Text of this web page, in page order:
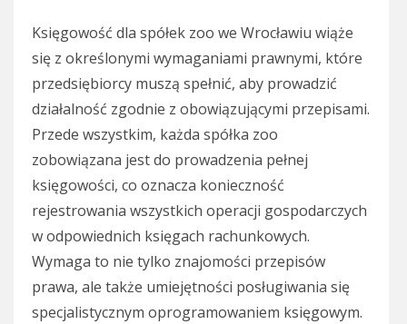
Księgowość dla spółek zoo we Wrocławiu wiąże
się z określonymi wymaganiami prawnymi, które
przedsiębiorcy muszą spełnić, aby prowadzić
działalność zgodnie z obowiązującymi przepisami.
Przede wszystkim, każda spółka zoo
zobowiązana jest do prowadzenia pełnej
księgowości, co oznacza konieczność
rejestrowania wszystkich operacji gospodarczych
w odpowiednich księgach rachunkowych.
Wymaga to nie tylko znajomości przepisów
prawa, ale także umiejętności posługiwania się
specjalistycznym oprogramowaniem księgowym.